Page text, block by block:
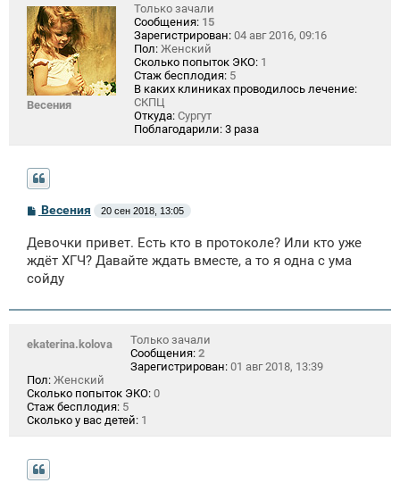
Весения
Только зачали
Сообщения: 15
Зарегистрирован: 04 авг 2016, 09:16
Пол: Женский
Сколько попыток ЭКО: 1
Стаж бесплодия: 5
В каких клиниках проводилось лечение:
СКПЦ
Откуда: Сургут
Поблагодарили: 3 раза
С
о
б
щ
е
н
е
Весения 20 сен 2018, 13:05
Девочки привет. Есть кто в протоколе? Или кто уже
ждёт ХГЧ? Давайте ждать вместе, а то я одна с ума
сойду
ekaterina.kolova
Только зачали
Сообщения: 2
Зарегистрирован: 01 авг 2018, 13:39
Пол: Женский
Сколько попыток ЭКО: 0
Стаж бесплодия: 5
Сколько у вас детей: 1